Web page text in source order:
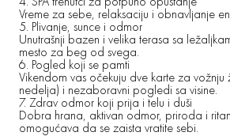
Vreme za sebe, relaksaciju i obnavljanje
5. Plivanje, sunce i odmor
Unutrašnji bazen i velika terasa sa
mesto za beg od svega.
6. Pogled koji se pamti
Vikendom vas očekuju dve karte za vožnju
nedelja) i nezaboravni pogledi sa visine.
7. Zdrav odmor koji prija i telu i duši
Dobra hrana, aktivan odmor, priroda i
omogućava da se zaista vratite sebi.